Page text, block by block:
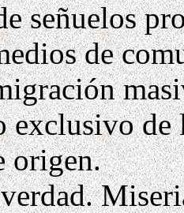
señuelos
de
exclusivo de
origen.